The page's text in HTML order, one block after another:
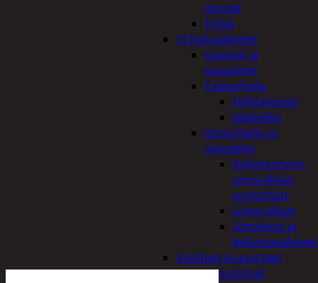
alustat
Teltat
Urheiluvälineet
Kypärät ja
suojaimet
Talviurheilu
Hiihtäminen
Jääkiekko
Vesiurheilu ja
uimalelut
Kylpytynnyrit,
uima-altaat,
porealtaat
Uima-altaat
Uimalelut ja
kelluntavälineet
Vaatteet ja asusteet
Heijastimet